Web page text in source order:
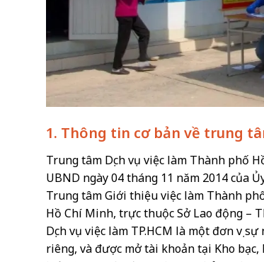
1. Thông tin cơ bản về trung
Trung tâm Dịch vụ việc làm Thành phố
UBND ngày 04 tháng 11 năm 2014 của
Trung tâm Giới thiệu việc làm Thành
Hồ Chí Minh, trực thuộc Sở Lao động –
Dịch vụ việc làm TP.HCM là một đơn vị
riêng, và được mở tài khoản tại Kho